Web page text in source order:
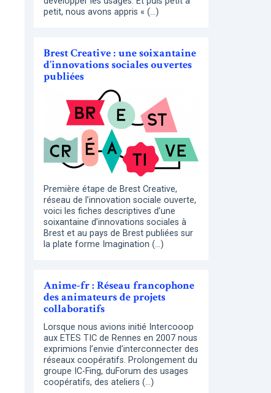
petit, nous avons appris « (…)
Brest Creative : une soixantaine
d’innovations sociales ouvertes
publiées
Première étape de Brest Creative,
réseau de l’innovation sociale ouverte,
voici les fiches descriptives d’une
soixantaine d’innovations sociales à
Brest et au pays de Brest publiées sur
la plate forme Imagination (…)
Anime-fr : Réseau francophone
des animateurs de projets
collaboratifs
Lorsque nous avions initié Intercooop
aux ETES TIC de Rennes en 2007 nous
exprimions l’envie d’interconnecter des
réseaux coopératifs. Prolongement du
groupe IC-Fing, duForum des usages
coopératifs, des ateliers (…)